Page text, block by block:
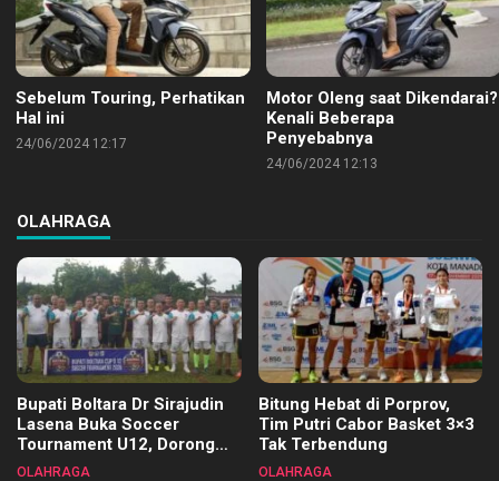
Sebelum Touring, Perhatikan
Hal ini
24/06/2024 12:17
Motor Oleng saat Dikendarai?
Kenali Beberapa
Penyebabnya
24/06/2024 12:13
OLAHRAGA
Bupati Boltara Dr Sirajudin
Lasena Buka Soccer
Tournament U12, Dorong
Pembinaan Merata di Setiap
OLAHRAGA
Bitung Hebat di Porprov,
Tim Putri Cabor Basket 3×3
Tak Terbendung
OLAHRAGA